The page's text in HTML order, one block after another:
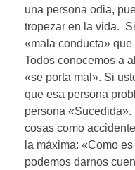
una persona odia,
tropezar en la vida.
«mala conducta»
Todos conocemos a
«se porta mal». Si
que esa persona
persona
cosas como
la máxima: «Como
podemos darnos